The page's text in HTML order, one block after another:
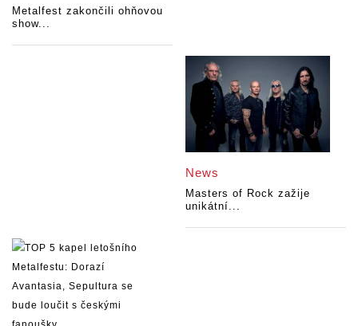
Metalfest zakončili ohňovou
show...
News
Masters of Rock zažije
unikátní...